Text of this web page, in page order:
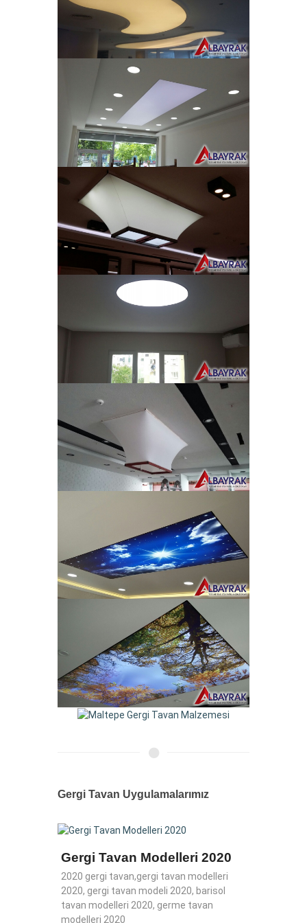
Gergi Tavan Uygulamalarımız
Gergi Tavan Modelleri 2020
2020 gergi tavan,gergi tavan modelleri
2020, gergi tavan modeli 2020, barisol
tavan modelleri 2020, germe tavan
modelleri 2020